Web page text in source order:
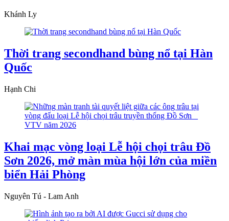
Khánh Ly
Thời trang secondhand bùng nổ tại Hàn
Quốc
Hạnh Chi
Khai mạc vòng loại Lễ hội chọi trâu Đồ
Sơn 2026, mở màn mùa hội lớn của miền
biển Hải Phòng
Nguyên Tú - Lam Anh